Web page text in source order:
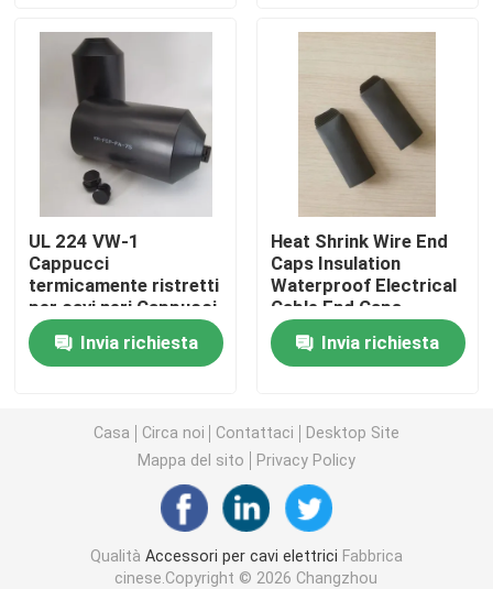
Accessori per cavi elettrici
Accessori per cavi termostatici
Kit di eliminazione del contrasto a freddo
Cappotti termostatici
manica di strizzacervelli di calore
Sleeve riduttore di calore della busbar
Collegamento intrecciato in rame
Manica di identificazione
elettrico
UL 224 VW-1
Cappucci
termicamente ristretti
per cavi neri Cappucci
termicamente
resistenti Cappucci
termicamente ristretti
Invia richiesta
Heat Shrink Wire End
Caps Insulation
Waterproof Electrical
Cable End Caps
Resistance
Invia richiesta
Casa Circa noi Contattaci
Desktop Site
Mappa del sito
Privacy Policy
Qualità Accessori per cavi elettrici Fabbrica
cinese.Copyright © 2026 Changzhou